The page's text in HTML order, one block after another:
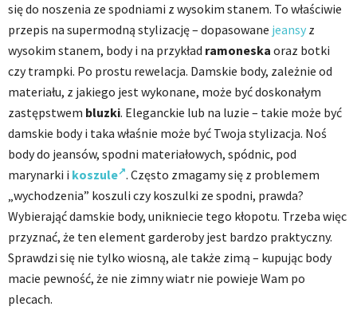
się do noszenia ze spodniami z wysokim stanem. To właściwie
przepis na supermodną stylizację – dopasowane jeansy z
wysokim stanem, body i na przykład ramoneska oraz botki
czy trampki. Po prostu rewelacja. Damskie body, zależnie od
materiału, z jakiego jest wykonane, może być doskonałym
zastępstwem bluzki. Eleganckie lub na luzie – takie może być
damskie body i taka właśnie może być Twoja stylizacja. Noś
body do jeansów, spodni materiałowych, spódnic, pod
marynarki i koszule . Często zmagamy się z problemem
„wychodzenia” koszuli czy koszulki ze spodni, prawda?
Wybierająć damskie body, unikniecie tego kłopotu. Trzeba więc
przyznać, że ten element garderoby jest bardzo praktyczny.
Sprawdzi się nie tylko wiosną, ale także zimą – kupując body
macie pewność, że nie zimny wiatr nie powieje Wam po
plecach.